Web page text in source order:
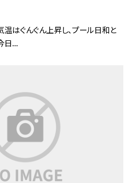
温はぐんぐん上昇し、プール日和と
日...